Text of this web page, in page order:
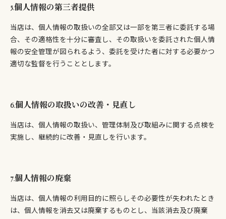
5.個人情報の第三者提供
当店は、個人情報の取扱いの全部又は一部を第三者に委託する場
合、その適格性を十分に審査し、その取扱いを委託された個人情
報の安全管理が図られるよう、委託を受けた者に対する必要かつ
適切な監督を行うこととします。
6.個人情報の取扱いの改善・見直し
当店は、個人情報の取扱い、管理体制及び取組みに関する点検を
実施し、継続的に改善・見直しを行います。
7.個人情報の廃棄
当店は、個人情報の利用目的に照らしその必要性が失われたとき
は、個人情報を消去又は廃棄するものとし、当該消去及び廃棄